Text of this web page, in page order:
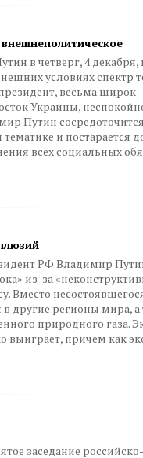
в четверг, 4
условиях спектр
весьма широк
Украины,
Путин
и постарается
всех социальных
РФ Владимир
из-за
Вместо
другие регионы мира,
природного газа.
выиграет, причем как
заседание